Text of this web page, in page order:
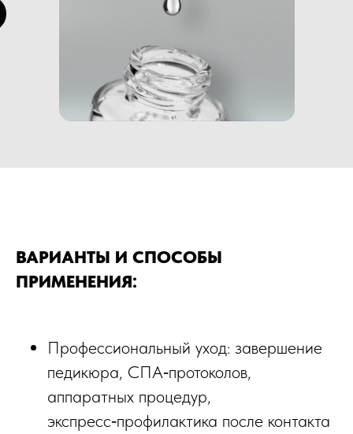
ВАРИАНТЫ И СПОСОБЫ
ПРИМЕНЕНИЯ:
Профессиональный уход: завершение
педикюра, СПА‑протоколов,
аппаратных процедур,
экспресс‑профилактика после контакта